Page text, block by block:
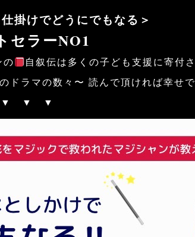
掛けでどうにでもなる＞
セラーNO1
の
自叙伝は多くの子ども支援に寄付
ドラマの数々〜 読んで頂ければ幸せ
▼ ▼ ▼